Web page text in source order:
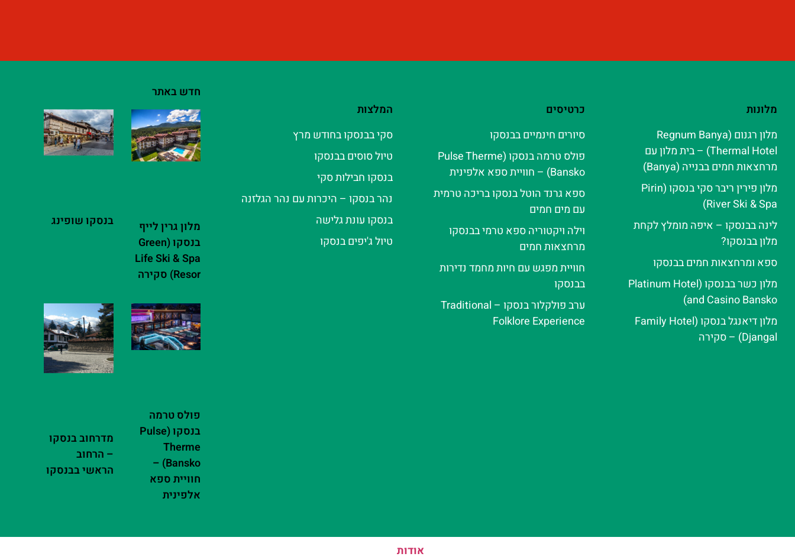
מלונות
מלון רגנום (Regnum Banya
Thermal Hotel) – בית מלון עם
מרחצאות חמים בבנייה (Banya)
מלון פירין ריבר סקי בנסקו (Pirin
River Ski & Spa‬)
לינה בבנסקו – איפה מומלץ לקחת
מלון בבנסקו?
ספא ומרחצאות חמים בבנסקו
מלון כשר בבנסקו (Platinum Hotel
and Casino Bansko)
מלון דיאנגל בנסקו (Family Hotel
Djangal) – סקירה
כרטיסים
סיורים חינמיים בבנסקו
פולס טרמה בנסקו (Pulse Therme
Bansko) – חוויית ספא אלפינית
ספא גרנד הוטל בנסקו בריכה טרמית
עם מים חמים
וילה ויקטוריה ספא טרמי בבנסקו
מרחצאות חמים
חוויית מפגש עם חיות מחמד נדירות
בבנסקו
ערב פולקלור בנסקו – Traditional
Folklore Experience
המלצות
סקי בבנסקו בחודש מרץ
טיול סוסים בבנסקו
בנסקו חבילות סקי
נהר בנסקו – היכרות עם נהר הגלזנה
בנסקו עונת גלישה
טיול ג'יפים בנסקו
חדש באתר
מלון גרין לייף
בנסקו (Green
Life Ski & Spa
Resor) סקירה
בנסקו שופינג
פולס טרמה
בנסקו (Pulse
Therme
Bansko) –
חוויית ספא
אלפינית
מדרחוב בנסקו
– הרחוב
הראשי בבנסקו
אודות